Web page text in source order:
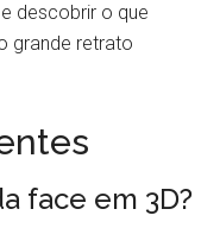
descobrir o que
grande retrato
face em 3D?